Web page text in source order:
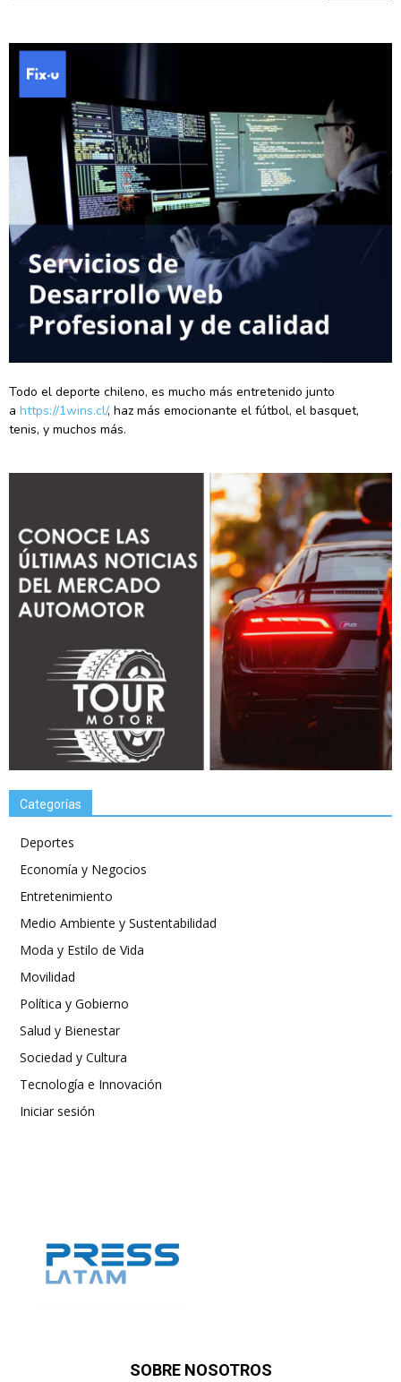
Todo el deporte chileno, es mucho más entretenido junto
a https://1wins.cl/, haz más emocionante el fútbol, el basquet,
tenis, y muchos más.
Categorías
Deportes
Economía y Negocios
Entretenimiento
Medio Ambiente y Sustentabilidad
Moda y Estilo de Vida
Movilidad
Política y Gobierno
Salud y Bienestar
Sociedad y Cultura
Tecnología e Innovación
Iniciar sesión
SOBRE NOSOTROS